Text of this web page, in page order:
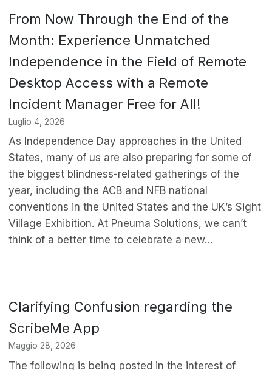
From Now Through the End of the
Month: Experience Unmatched
Independence in the Field of Remote
Desktop Access with a Remote
Incident Manager Free for All!
Luglio 4, 2026
As Independence Day approaches in the United
States, many of us are also preparing for some of
the biggest blindness-related gatherings of the
year, including the ACB and NFB national
conventions in the United States and the UK’s Sight
Village Exhibition. At Pneuma Solutions, we can’t
think of a better time to celebrate a new…
Clarifying Confusion regarding the
ScribeMe App
Maggio 28, 2026
The following is being posted in the interest of